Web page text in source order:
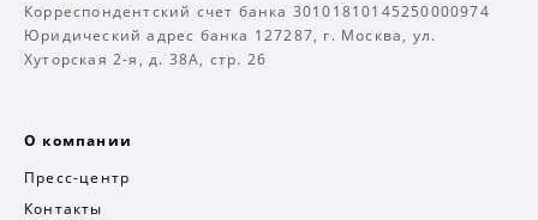
Корреспондентский счет банка 30101810145250000974
Юридический адрес банка 127287, г. Москва, ул.
Хуторская 2-я, д. 38А, стр. 26
О компании
Пресс-центр
Контакты